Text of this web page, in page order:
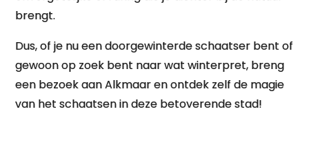
brengt.
Dus, of je nu een doorgewinterde schaatser bent of
gewoon op zoek bent naar wat winterpret, breng
een bezoek aan Alkmaar en ontdek zelf de magie
van het schaatsen in deze betoverende stad!